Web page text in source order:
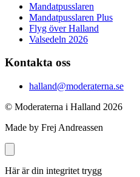
Mandatpusslaren
Mandatpusslaren Plus
Flyg över Halland
Valsedeln 2026
Kontakta oss
halland@moderaterna.se
© Moderaterna i Halland 2026
Made by Frej Andreassen
Här är din integritet trygg